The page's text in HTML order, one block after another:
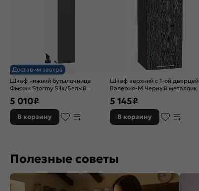
Доставим завтра
Шкаф нижний бутылочница
Фьюжн Stormy Silk/Белый
5 010₽
В корзину
Шкаф верхний с 1-ой дверцей
Валерия-М Черный металлик
5 145₽
В корзину
Полезные советы